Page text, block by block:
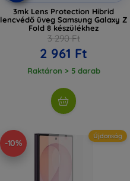
3mk Lens Protection Hibrid
lencvédő üveg Samsung Galaxy Z
Fold 8 készülékhez
3 290 Ft
2 961 Ft
Raktáron > 5 darab
-10%
Újdonság